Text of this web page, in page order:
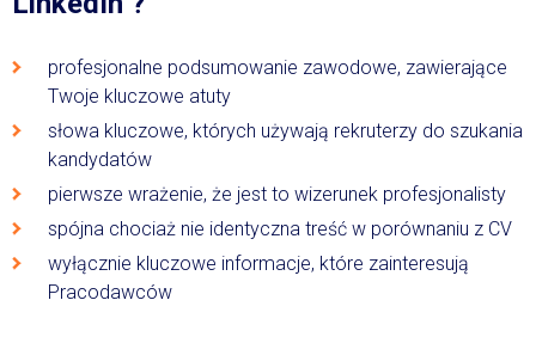
profesjonalne podsumowanie zawodowe, zawierające
Twoje kluczowe atuty
słowa kluczowe, których używają rekruterzy do szukania
kandydatów
pierwsze wrażenie, że jest to wizerunek profesjonalisty
spójna chociaż nie identyczna treść w porównaniu z CV
wyłącznie kluczowe informacje, które zainteresują
Pracodawców